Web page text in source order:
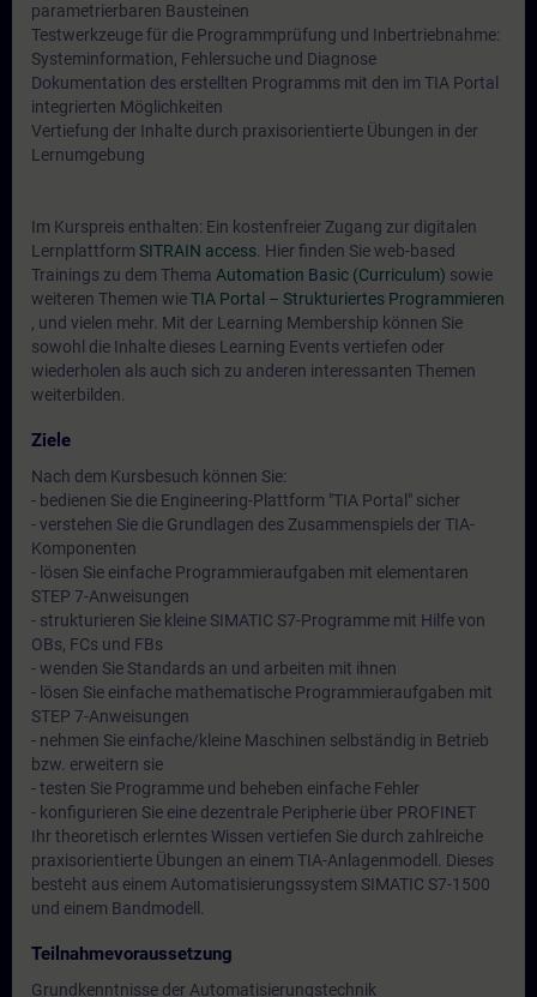
parametrierbaren Bausteinen
Testwerkzeuge für die Programmprüfung und Inbertriebnahme:
Systeminformation, Fehlersuche und Diagnose
Dokumentation des erstellten Programms mit den im TIA Portal
integrierten Möglichkeiten
Vertiefung der Inhalte durch praxisorientierte Übungen in der
Lernumgebung
Im Kurspreis enthalten: Ein kostenfreier Zugang zur digitalen
Lernplattform SITRAIN access . Hier finden Sie web-based
Trainings zu dem Thema Automation Basic (Curriculum) sowie
weiteren Themen wieTIA Portal – Strukturiertes Programmieren
, und vielen mehr. Mit der Learning Membership können Sie
sowohl die Inhalte dieses Learning Events vertiefen oder
wiederholen als auch sich zu anderen interessanten Themen
weiterbilden.
Ziele
Nach dem Kursbesuch können Sie:
- bedienen Sie die Engineering-Plattform "TIA Portal" sicher
- verstehen Sie die Grundlagen des Zusammenspiels der TIA-
Komponenten
- lösen Sie einfache Programmieraufgaben mit elementaren
STEP 7-Anweisungen
- strukturieren Sie kleine SIMATIC S7-Programme mit Hilfe von
OBs, FCs und FBs
- wenden Sie Standards an und arbeiten mit ihnen
- lösen Sie einfache mathematische Programmieraufgaben mit
STEP 7-Anweisungen
- nehmen Sie einfache/kleine Maschinen selbständig in Betrieb
bzw. erweitern sie
- testen Sie Programme und beheben einfache Fehler
- konfigurieren Sie eine dezentrale Peripherie über PROFINET
Ihr theoretisch erlerntes Wissen vertiefen Sie durch zahlreiche
praxisorientierte Übungen an einem TIA-Anlagenmodell. Dieses
besteht aus einem Automatisierungssystem SIMATIC S7-1500
und einem Bandmodell.
Teilnahmevoraussetzung
Grundkenntnisse der Automatisierungstechnik